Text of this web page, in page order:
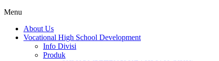
Menu
About Us
Vocational High School Development
Info Divisi
Produk